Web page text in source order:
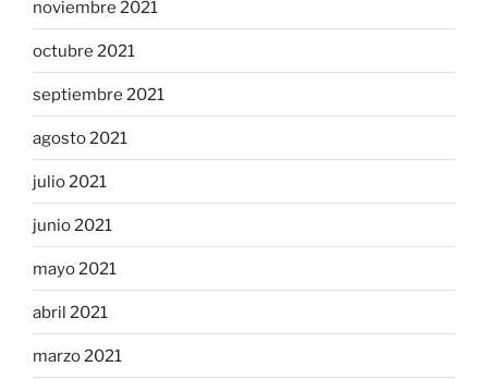
noviembre 2021
octubre 2021
septiembre 2021
agosto 2021
julio 2021
junio 2021
mayo 2021
abril 2021
marzo 2021